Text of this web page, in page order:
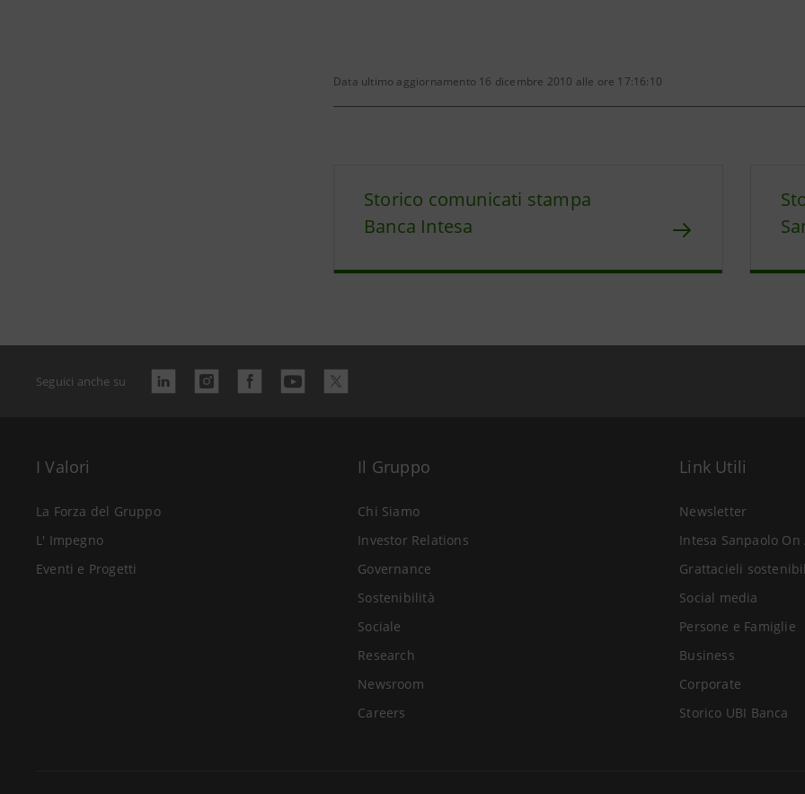
Data ultimo aggiornamento 16 dicembre 2010 alle ore 17:16:10
Storico comunicati stampa
Banca Intesa
Seguici anche su
I Valori
La Forza del Gruppo
L' Impegno
Eventi e Progetti
Il Gruppo
Chi Siamo
Investor Relations
Governance
Sostenibilità
Sociale
Research
Newsroom
Careers
Link Utili
Newsletter
Intesa Sanpaolo On
Grattacieli
Social media
Persone e Famiglie
Business
Corporate
Storico UBI Banca